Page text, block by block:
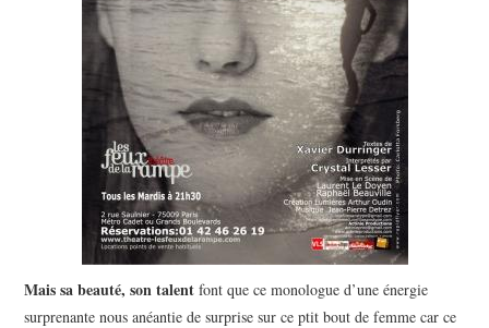
Mais sa beauté, son talent font que ce monologue d’une énergie
surprenante nous anéantie de surprise sur ce ptit bout de femme car ce